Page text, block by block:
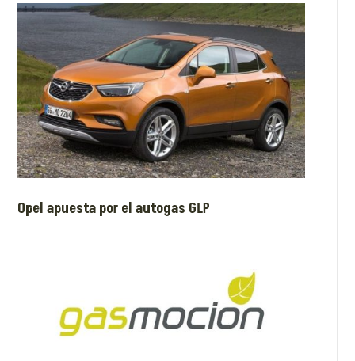
Opel apuesta por el autogas GLP